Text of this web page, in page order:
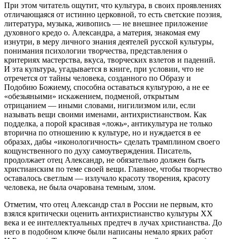
При этом читатель ощутит, что культура, в своих проявлениях
отличающаяся от истинно церковной, то есть светские поэзия,
литература, музыка, живопись — не внешнее приложение
духовного кредо о. Александра, а материя, знакомая ему
изнутри, в меру личного знания деятелей русской культуры,
понимания психологии творчества, представления о
критериях мастерства, вкуса, творческих взлетов и падений.
И эта культура, угадывается в книге, при условии, что не
отречется от тайны человека, созданного по Образу и
Подобию Божиему, способна оставаться культурою, а не ее
«обезьяньими» искажением, подменой, открытым
отрицанием — иными словами, нигилизмом или, если
называть вещи своими именами, антихристианством. Как
подделка, а порой красивая «ложь», антикультура не только
вторична по отношению к культуре, но и нуждается в ее
образах, дабы «иконологичность» сделать трамплином своего
кощунственного по духу самоутверждения. Писатель,
продолжает отец Александр, не обязательно должен быть
христианским по теме своей вещи. Главное, чтобы творчество
оставалось светлым — излучало красоту творения, красоту
человека, не была очарована темным, злом.
Отметим, что отец Александр стал в России не первым, кто
взялся критически оценить антихристианство культуры ХХ
века и ее интеллектуальных предтеч в лучах христианства. До
него в подобном ключе были написаны немало ярких работ